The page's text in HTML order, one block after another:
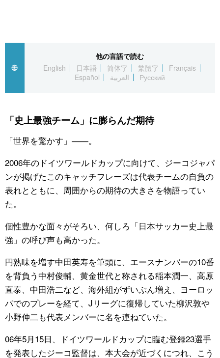
他の言語で読む
English
日本語 简体字 繁體字
Français
Español
العربية Русский
「史上最強チーム」に膨らんだ期待
「世界を驚かす」――。
2006年のドイツワールドカップに向けて、ジーコジャパ
ンが掲げたこのキャッチフレーズは代表チームの自負の
表れとともに、周囲からの期待の大きさを物語ってい
た。
個性豊かな面々がそろい、何しろ「日本サッカー史上最
強」の呼び声も高かった。
円熟味を増す中田英寿を筆頭に、エースナンバーの10番
を背負う中村俊輔、黄金世代と称される稲本潤一、高原
直泰、中田浩二など、海外組がずいぶん増え、ヨーロッ
パでのプレーを経て、Jリーグに復帰していた柳沢敦や
小野伸二も代表メンバーに名を連ねていた。
06年5月15日、ドイツワールドカップに臨む登録23選手
を発表したジーコ監督は、本大会が近づくにつれ、こう